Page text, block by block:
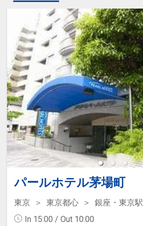
パールホテル茅場町
東京 東京都心 銀座・東京駅
In 15:00 / Out 10:00